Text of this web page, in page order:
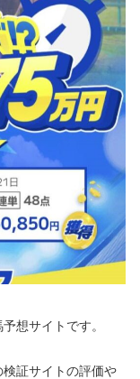
想サイトです。
証サイトの評価や